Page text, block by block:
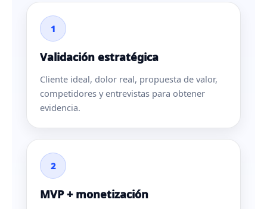
1
Validación estratégica
Cliente ideal, dolor real, propuesta de valor,
competidores y entrevistas para obtener
evidencia.
2
MVP + monetización